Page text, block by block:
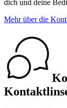
dich und deine
Mehr über die